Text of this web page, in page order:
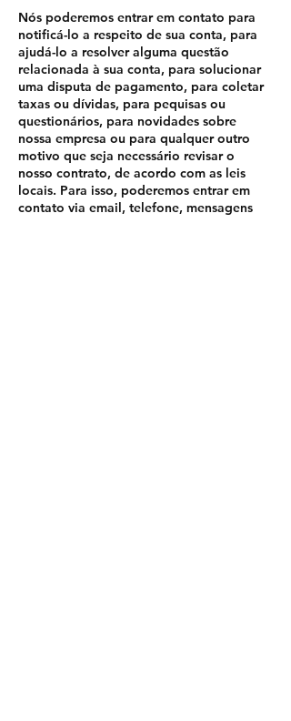
Nós poderemos entrar em contato para
notificá-lo a respeito de sua conta, para
ajudá-lo a resolver alguma questão
relacionada à sua conta, para solucionar
uma disputa de pagamento, para coletar
taxas ou dívidas, para pequisas ou
questionários, para novidades sobre
nossa empresa ou para qualquer outro
motivo que seja necessário revisar o
nosso contrato, de acordo com as leis
locais. Para isso, poderemos entrar em
contato via email, telefone, mensagens